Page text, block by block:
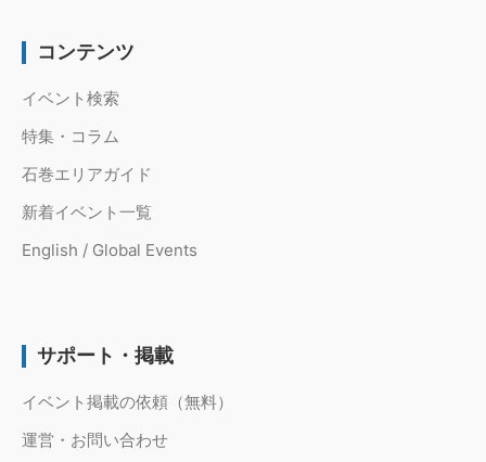
コンテンツ
イベント検索
特集・コラム
石巻エリアガイド
新着イベント一覧
English / Global Events
サポート・掲載
イベント掲載の依頼（無料）
運営・お問い合わせ